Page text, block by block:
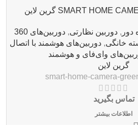
دور , دوربین نظارتی,
دوربین‌های 360
خانگی,دوربین‌های هوشمند با اتصال
وای‌فای و هوشمند
گرین لاین
smart-home-camera-
تماس بگیرید
اطلاعات بیشتر